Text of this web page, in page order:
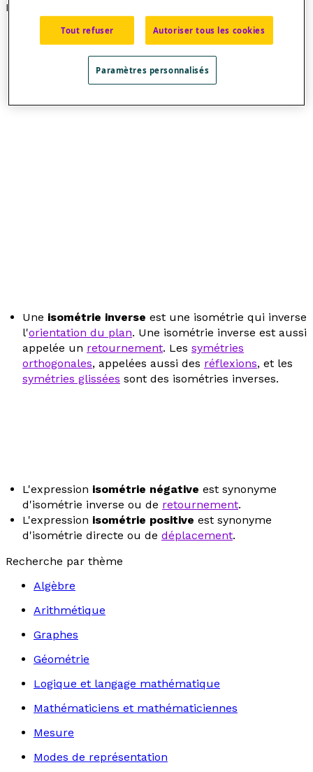
Propriétés
isométrie directe conserve l'orientation du
plan. Une isométrie directe est aussi appelée un
. Les translations et les
des isométries directes.
Une isométrie inverse est une isométrie qui inverse
l'orientation du plan. Une isométrie inverse est aussi
appelée un retournement. Les symétries
orthogonales, appelées aussi des réflexions, et les
symétries glissées sont des isométries inverses.
L'expression isométrie négative est synonyme
d'isométrie inverse ou de retournement.
L'expression isométrie positive est synonyme
d'isométrie directe ou de déplacement.
Recherche par thème
Algèbre
Arithmétique
Graphes
Géométrie
Logique et langage mathématique
Mathématiciens et mathématiciennes
Mesure
Modes de représentation
Tout refuser Autoriser tous les cookies
Paramètres personnalisés